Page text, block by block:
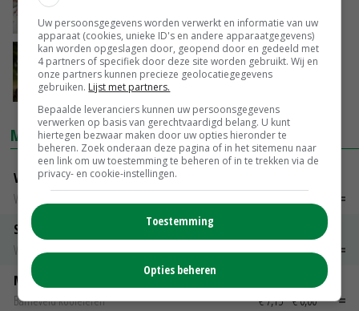
20-06-2023
Risico vogelgriep voor volksgezondheid blijft
gelijk
08-05-2023
MARKTPRIJZEN
Vleeskuikens Barneveld tot 2000 gr
Weekcijfers
Slachtkippen Barneveld Moederdieren (> 3,5 kg)
Weekcijfers
€ 0,85 € 0,00
Maat 48
Barneveld kooieieren
€ 7,15 € 0,00
Uw persoonsgegevens worden verwerkt en informatie van uw
apparaat (cookies, unieke ID's en andere apparaatgegevens)
kan worden opgeslagen door, geopend door en gedeeld met
4 partners of specifiek door deze site worden gebruikt. Wij en
onze partners kunnen precieze geolocatiegegevens
gebruiken. Lijst met partners.
Bepaalde leveranciers kunnen uw persoonsgegevens
verwerken op basis van gerechtvaardigd belang. U kunt
hiertegen bezwaar maken door uw opties hieronder te
beheren. Zoek onderaan deze pagina of in het sitemenu naar
een link om uw toestemming te beheren of in te trekken via de
privacy- en cookie-instellingen.
Toestemming
Opties beheren